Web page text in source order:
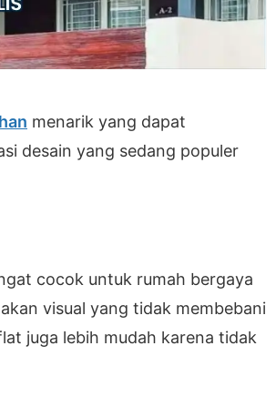
menarik yang dapat
desain yang sedang populer
cocok untuk rumah bergaya
visual yang tidak membebani
juga lebih mudah karena tidak